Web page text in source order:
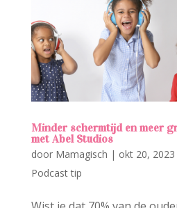
Minder schermtijd en meer
met Abel Studios
door Mamagisch | okt 20, 2023
Podcast tip